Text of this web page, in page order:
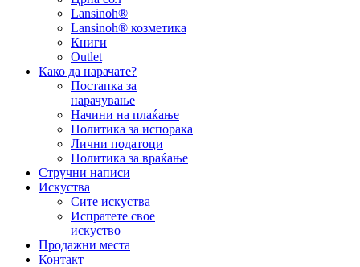
Lansinoh®
Lansinoh® козметика
Книги
Outlet
Како да нарачате?
Постапка за
нарачување
Начини на плаќање
Политика за испорака
Лични податоци
Политика за враќање
Стручни написи
Искуства
Сите искуства
Испратете свое
искуство
Продажни места
Контакт